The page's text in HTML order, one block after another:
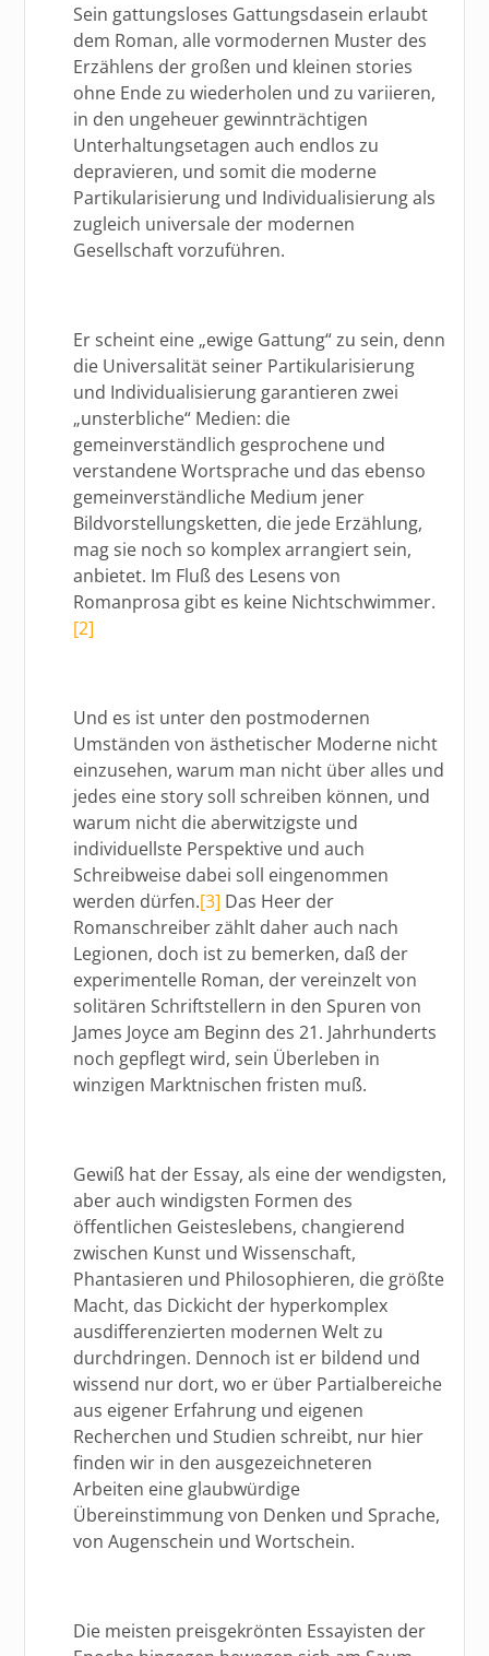
Sein gattungsloses Gattungsdasein erlaubt
dem Roman, alle vormodernen Muster des
Erzählens der großen und kleinen stories
ohne Ende zu wiederholen und zu variieren,
in den ungeheuer gewinnträchtigen
Unterhaltungsetagen auch endlos zu
depravieren, und somit die moderne
Partikularisierung und Individualisierung als
zugleich universale der modernen
Gesellschaft vorzuführen.
Er scheint eine „ewige Gattung“ zu sein, denn
die Universalität seiner Partikularisierung
und Individualisierung garantieren zwei
„unsterbliche“ Medien: die
gemeinverständlich gesprochene und
verstandene Wortsprache und das ebenso
gemeinverständliche Medium jener
Bildvorstellungsketten, die jede Erzählung,
mag sie noch so komplex arrangiert sein,
anbietet. Im Fluß des Lesens von
Romanprosa gibt es keine Nichtschwimmer.
[2]
Und es ist unter den postmodernen
Umständen von ästhetischer Moderne nicht
einzusehen, warum man nicht über alles und
jedes eine story soll schreiben können, und
warum nicht die aberwitzigste und
individuellste Perspektive und auch
Schreibweise dabei soll eingenommen
werden dürfen.[3] Das Heer der
Romanschreiber zählt daher auch nach
Legionen, doch ist zu bemerken, daß der
experimentelle Roman, der vereinzelt von
solitären Schriftstellern in den Spuren von
James Joyce am Beginn des 21. Jahrhunderts
noch gepflegt wird, sein Überleben in
winzigen Marktnischen fristen muß.
Gewiß hat der Essay, als eine der wendigsten,
aber auch windigsten Formen des
öffentlichen Geisteslebens, changierend
zwischen Kunst und Wissenschaft,
Phantasieren und Philosophieren, die größte
Macht, das Dickicht der hyperkomplex
ausdifferenzierten modernen Welt zu
durchdringen. Dennoch ist er bildend und
wissend nur dort, wo er über Partialbereiche
aus eigener Erfahrung und eigenen
Recherchen und Studien schreibt, nur hier
finden wir in den ausgezeichneteren
Arbeiten eine glaubwürdige
Übereinstimmung von Denken und Sprache,
von Augenschein und Wortschein.
Die meisten preisgekrönten Essayisten der